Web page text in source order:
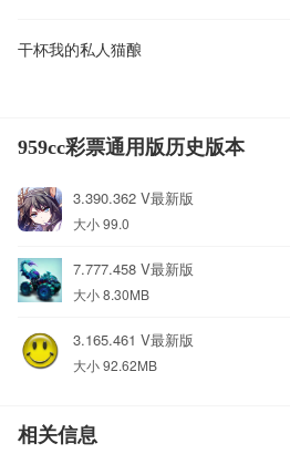
干杯我的私人猫酿
959cc彩票通用版历史版本
3.390.362 V最新版
大小 99.0
7.777.458 V最新版
大小 8.30MB
3.165.461 V最新版
大小 92.62MB
相关信息